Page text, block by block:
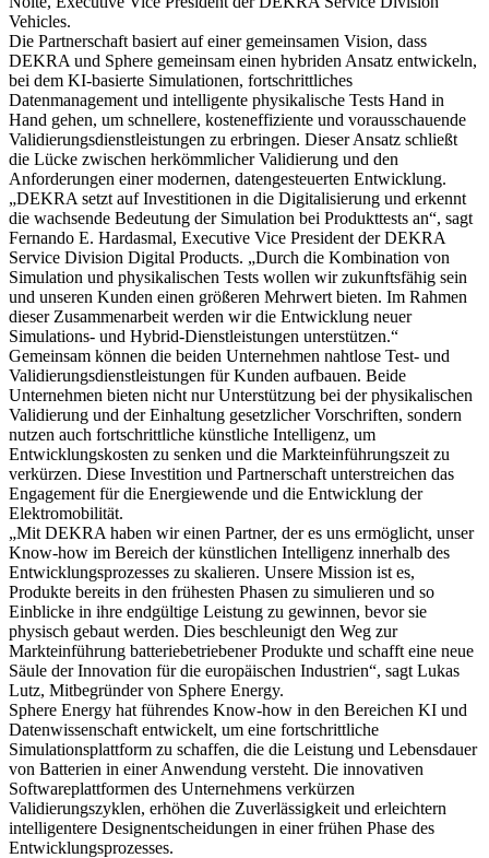
Vehicles.
Die Partnerschaft basiert auf einer gemeinsamen Vision, dass
DEKRA und Sphere gemeinsam einen hybriden Ansatz entwickeln,
bei dem KI-basierte Simulationen, fortschrittliches
Datenmanagement und intelligente physikalische Tests Hand in
Hand gehen, um schnellere, kosteneffiziente und vorausschauende
Validierungsdienstleistungen zu erbringen. Dieser Ansatz schließt
die Lücke zwischen herkömmlicher Validierung und den
Anforderungen einer modernen, datengesteuerten Entwicklung.
„DEKRA setzt auf Investitionen in die Digitalisierung und erkennt
die wachsende Bedeutung der Simulation bei Produkttests an“, sagt
Fernando E. Hardasmal, Executive Vice President der DEKRA
Service Division Digital Products. „Durch die Kombination von
Simulation und physikalischen Tests wollen wir zukunftsfähig sein
und unseren Kunden einen größeren Mehrwert bieten. Im Rahmen
dieser Zusammenarbeit werden wir die Entwicklung neuer
Simulations- und Hybrid-Dienstleistungen unterstützen.“
Gemeinsam können die beiden Unternehmen nahtlose Test- und
Validierungsdienstleistungen für Kunden aufbauen. Beide
Unternehmen bieten nicht nur Unterstützung bei der physikalischen
Validierung und der Einhaltung gesetzlicher Vorschriften, sondern
nutzen auch fortschrittliche künstliche Intelligenz, um
Entwicklungskosten zu senken und die Markteinführungszeit zu
verkürzen. Diese Investition und Partnerschaft unterstreichen das
Engagement für die Energiewende und die Entwicklung der
Elektromobilität.
„Mit DEKRA haben wir einen Partner, der es uns ermöglicht, unser
Know-how im Bereich der künstlichen Intelligenz innerhalb des
Entwicklungsprozesses zu skalieren. Unsere Mission ist es,
Produkte bereits in den frühesten Phasen zu simulieren und so
Einblicke in ihre endgültige Leistung zu gewinnen, bevor sie
physisch gebaut werden. Dies beschleunigt den Weg zur
Markteinführung batteriebetriebener Produkte und schafft eine neue
Säule der Innovation für die europäischen Industrien“, sagt Lukas
Lutz, Mitbegründer von Sphere Energy.
Sphere Energy hat führendes Know-how in den Bereichen KI und
Datenwissenschaft entwickelt, um eine fortschrittliche
Simulationsplattform zu schaffen, die die Leistung und Lebensdauer
von Batterien in einer Anwendung versteht. Die innovativen
Softwareplattformen des Unternehmens verkürzen
Validierungszyklen, erhöhen die Zuverlässigkeit und erleichtern
intelligentere Designentscheidungen in einer frühen Phase des
Entwicklungsprozesses.